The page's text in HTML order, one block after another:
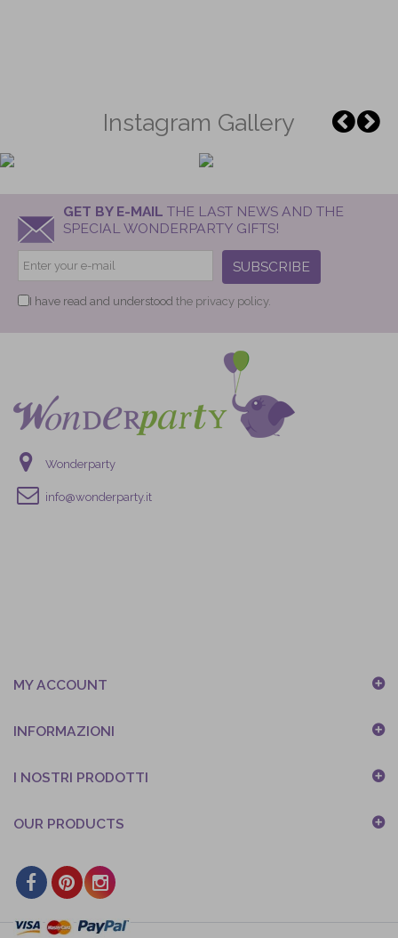
Instagram Gallery
GET BY E-MAIL THE LAST NEWS AND THE
SPECIAL WONDERPARTY GIFTS!
SUBSCRIBE
I have read and understood the privacy policy.
Wonderparty
info@wonderparty.it
MY ACCOUNT
INFORMAZIONI
I NOSTRI PRODOTTI
OUR PRODUCTS